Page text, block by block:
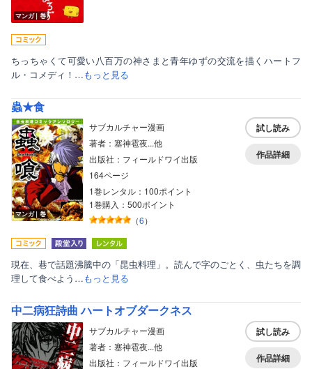
マンガ｜巻
ちっちゃくて可愛い八百万の神さまと青年ゆずの交流を描くハートフ
ル・コメディ！…もっと見る
蟲★食
マンガ｜巻
サブカルチャー漫画
著者：塞神雹夜...他
出版社：フィールドワイ出版
164ページ
1巻レンタル：100ポイント
1巻購入：500ポイント
（6）
試し読み
作品詳細
現在、巷で話題沸騰中の「昆虫料理」。読んで字のごとく、虫たちを調
理して食べよう…もっと見る
中二病狂詩曲 ハートオブダークネス
サブカルチャー漫画
著者：塞神雹夜...他
出版社：フィールドワイ出版
試し読み
作品詳細